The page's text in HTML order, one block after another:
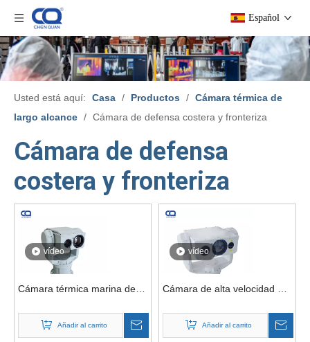
Español
Usted está aquí: Casa / Productos / Cámara térmica de
largo alcance / Cámara de defensa costera y fronteriza
Cámara de defensa
costera y fronteriza
vídeo
Cámara térmica marina de
para operaciones de buques
Añadir al carrito
vídeo
Cámara de alta velocidad de
fronteriza de 20 km Cámara
Añadir al carrito